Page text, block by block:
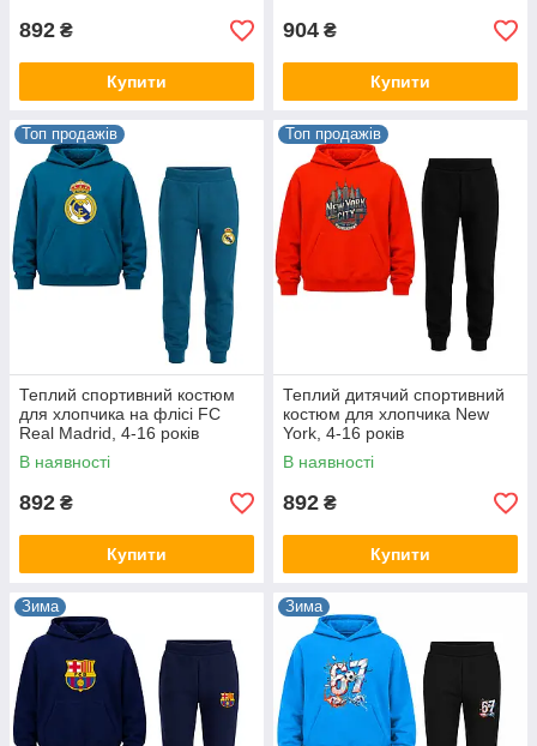
892 ₴
Купити
904 ₴
Купити
Топ продажів
Теплий спортивний костюм
для хлопчика на флісі FC
Real Madrid, 4-16 років
В наявності
892 ₴
Купити
Топ продажів
Теплий дитячий спортивний
костюм для хлопчика New
York, 4-16 років
В наявності
892 ₴
Купити
Зима Зима